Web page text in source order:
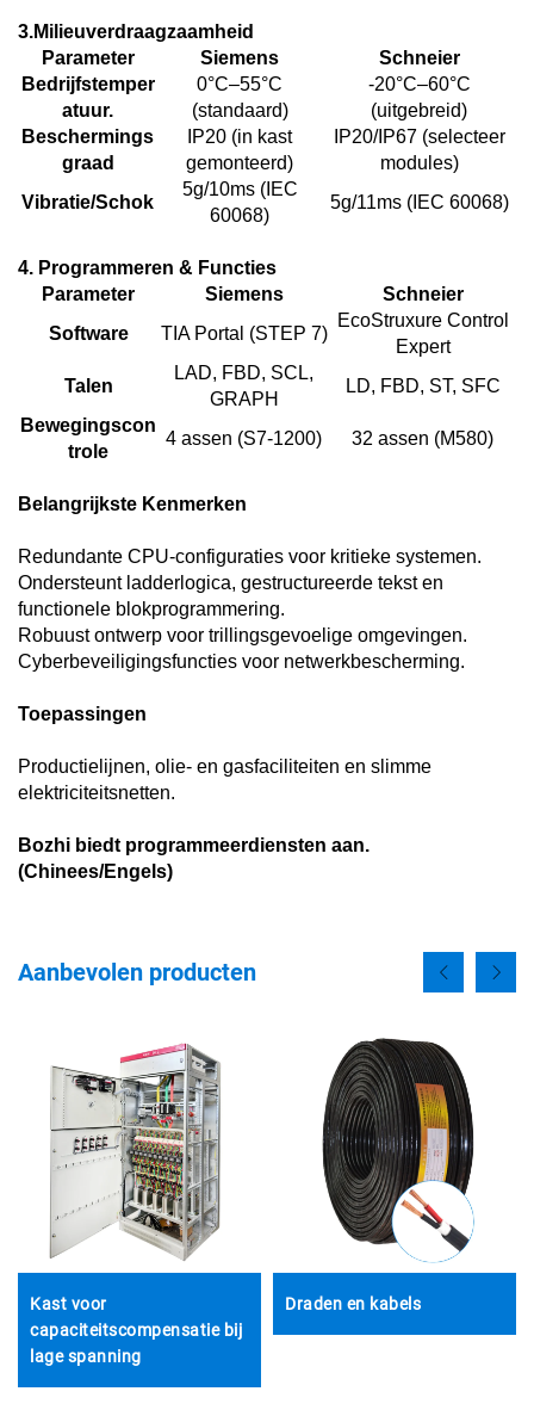
3.Milieuverdraagzaamheid
Parameter
Siemens
Schneier
Bedrijfstemper
atuur.
0°C–55°C
(standaard)
-20°C–60°C
(uitgebreid)
Beschermings
graad
IP20 (in kast
gemonteerd)
IP20/IP67 (selecteer
modules)
Vibratie/Schok
5g/10ms (IEC
60068)
5g/11ms (IEC 60068)
4. Programmeren & Functies
Parameter
Siemens
Schneier
Software
TIA Portal (STEP 7)
EcoStruxure Control
Expert
Talen
LAD, FBD, SCL,
GRAPH
LD, FBD, ST, SFC
Bewegingscon
trole
4 assen (S7-1200) 32 assen (M580)
Belangrijkste Kenmerken
Redundante CPU-configuraties voor kritieke systemen.
Ondersteunt ladderlogica, gestructureerde tekst en
functionele blokprogrammering.
Robuust ontwerp voor trillingsgevoelige omgevingen.
Cyberbeveiligingsfuncties voor netwerkbescherming.
Toepassingen
Productielijnen, olie- en gasfaciliteiten en slimme
elektriciteitsnetten.
Bozhi biedt programmeerdiensten aan.
(Chinees/Engels)
Aanbevolen producten
Kast voor
capaciteitscompensatie bij
lage spanning
Draden en kabels